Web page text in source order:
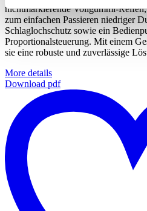
nichtmarkierende Vollgummi-
zum einfachen Passieren niedriger
Schlaglochschutz sowie ein
Proportionalsteuerung. Mit einem
sie eine robuste und zuverlässige
More details
Download pdf